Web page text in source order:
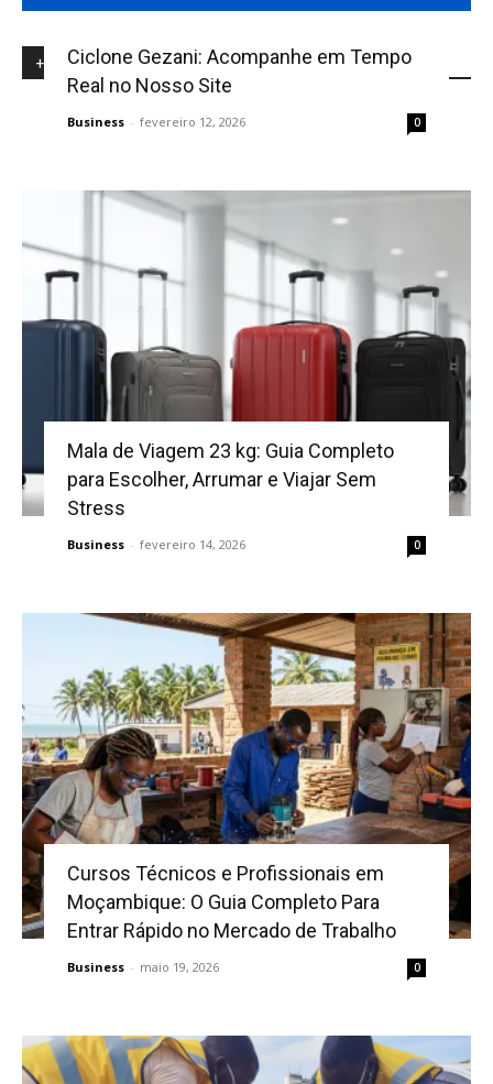
+NOVIDADES
Ciclone Gezani: Acompanhe em Tempo
Real no Nosso Site
Business - fevereiro 12, 2026 0
Mala de Viagem 23 kg: Guia Completo
para Escolher, Arrumar e Viajar Sem
Stress
Business - fevereiro 14, 2026 0
Cursos Técnicos e Profissionais em
Moçambique: O Guia Completo Para
Entrar Rápido no Mercado de Trabalho
Business - maio 19, 2026 0